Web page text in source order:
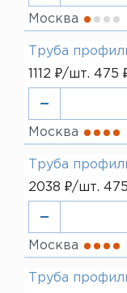
Москва
Труба
1112 ₽/шт. 475
Москва
Труба
2038 ₽/шт.
Москва
Труба